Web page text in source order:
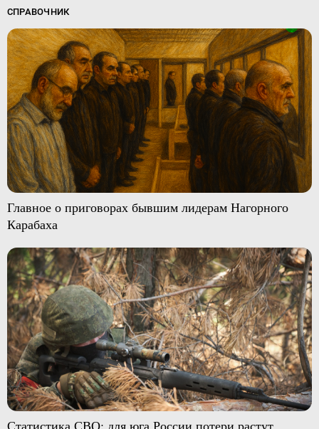
СПРАВОЧНИК
Главное о приговорах бывшим лидерам Нагорного
Карабаха